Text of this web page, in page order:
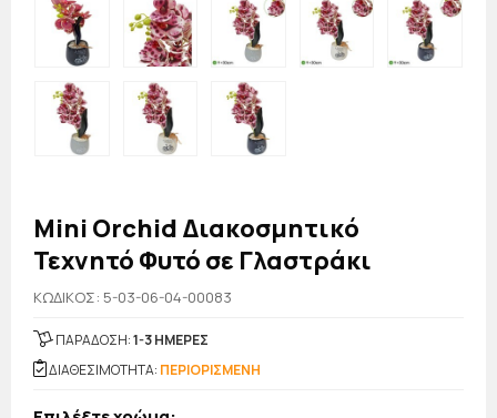
Mini Orchid Διακοσμητικό
Τεχνητό Φυτό σε Γλαστράκι
KΩΔΙΚΟΣ: 5-03-06-04-00083
ΠΑΡΑΔΟΣΗ:1-3 ΗΜΕΡΕΣ
ΔΙΑΘΕΣΙΜΟΤΗΤΑ: ΠΕΡΙΟΡΙΣΜΕΝΗ